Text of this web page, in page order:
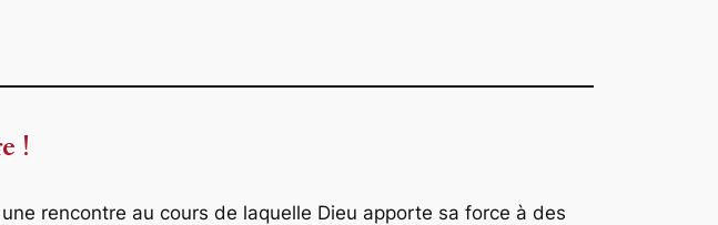
!
rencontre au cours de laquelle Dieu apporte sa force à des